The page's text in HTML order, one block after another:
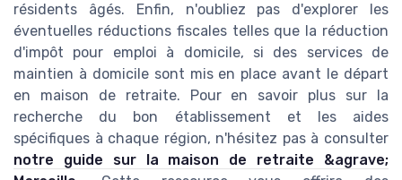
résidents âgés. Enfin, n'oubliez pas d'explorer les
éventuelles réductions fiscales telles que la réduction
d'impôt pour emploi à domicile, si des services de
maintien à domicile sont mis en place avant le départ
en maison de retraite. Pour en savoir plus sur la
recherche du bon établissement et les aides
spécifiques à chaque région, n'hésitez pas à consulter
notre guide sur la maison de retraite &agrave;